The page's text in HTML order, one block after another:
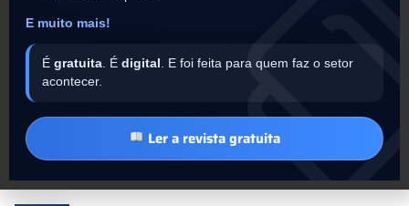
E muito mais!
É gratuita . É digital . E foi feita para quem faz o setor
acontecer.
Ler a revista gratuita